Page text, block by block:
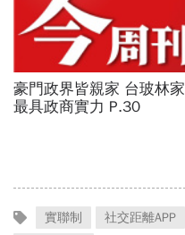
豪門政界皆親家 台玻林家
最具政商實力 P.30
實聯制 社交距離APP